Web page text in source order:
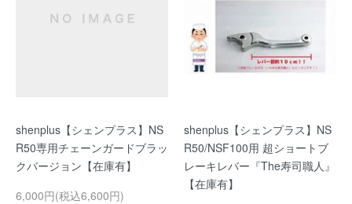
shenplus【シェンプラス】NS
R50専用チェーンガードブラッ
クバージョン【在庫有】
6,000円(税込6,600円)
shenplus【シェンプラス】NS
R50/NSF100用 超ショートブ
レーキレバー『The寿司職人』
【在庫有】